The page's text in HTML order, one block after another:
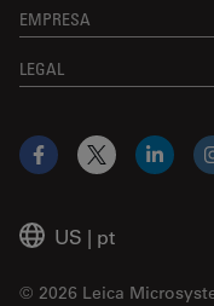
EMPRESA
LEGAL
US | pt
© 2026 Leica
Facebook
X